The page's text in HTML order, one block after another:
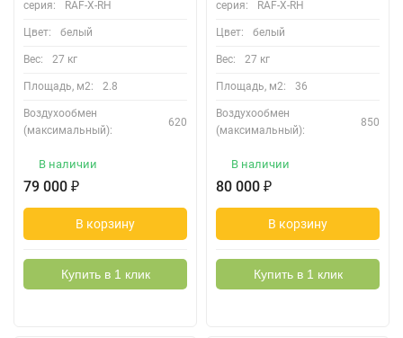
серия: RAF-X-RH
Цвет: белый
Вес: 27 кг
Площадь, м2: 2.8
Воздухообмен
(максимальный):
620
В наличии
79 000 ₽
В корзину
Купить в 1 клик
серия: RAF-X-RH
Цвет: белый
Вес: 27 кг
Площадь, м2: 36
Воздухообмен
(максимальный):
850
В наличии
80 000 ₽
В корзину
Купить в 1 клик